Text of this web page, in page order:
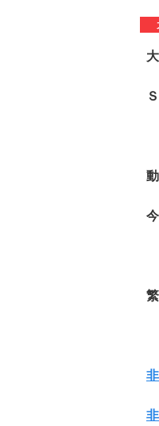
大変
Ｓ1
動画
今後
繁盛